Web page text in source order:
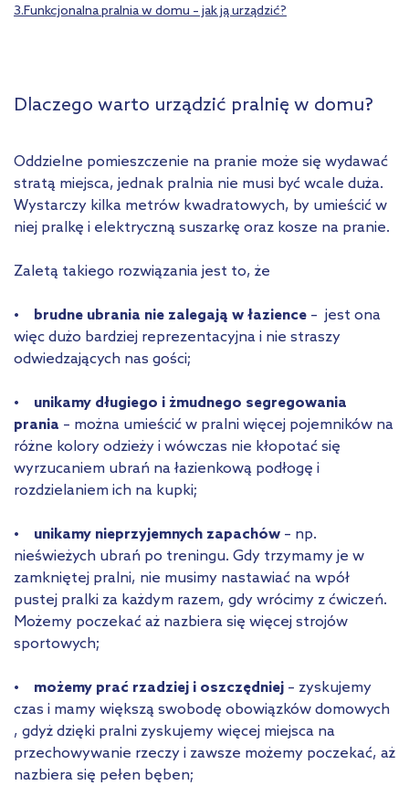
3.Funkcjonalna pralnia w domu – jak ją urządzić?
Dlaczego warto urządzić pralnię w domu?
Oddzielne pomieszczenie na pranie może się wydawać
stratą miejsca, jednak pralnia nie musi być wcale duża.
Wystarczy kilka metrów kwadratowych, by umieścić w
niej pralkę i elektryczną suszarkę oraz kosze na pranie.
Zaletą takiego rozwiązania jest to, że
• brudne ubrania nie zalegają w łazience – jest ona
więc dużo bardziej reprezentacyjna i nie straszy
odwiedzających nas gości;
• unikamy długiego i żmudnego segregowania
prania – można umieścić w pralni więcej pojemników na
różne kolory odzieży i wówczas nie kłopotać się
wyrzucaniem ubrań na łazienkową podłogę i
rozdzielaniem ich na kupki;
• unikamy nieprzyjemnych zapachów – np.
nieświeżych ubrań po treningu. Gdy trzymamy je w
zamkniętej pralni, nie musimy nastawiać na wpół
pustej pralki za każdym razem, gdy wrócimy z ćwiczeń.
Możemy poczekać aż nazbiera się więcej strojów
sportowych;
• możemy prać rzadziej i oszczędniej – zyskujemy
czas i mamy większą swobodę obowiązków domowych
, gdyż dzięki pralni zyskujemy więcej miejsca na
przechowywanie rzeczy i zawsze możemy poczekać, aż
nazbiera się pełen bęben;